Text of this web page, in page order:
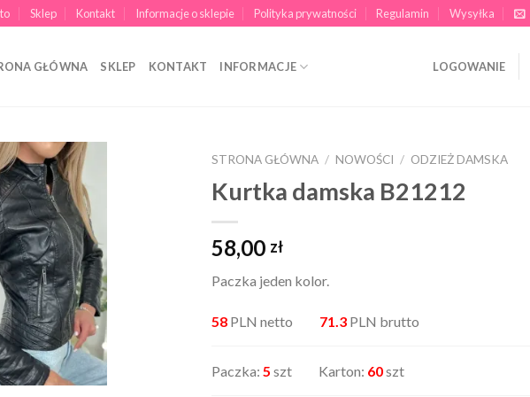
Sklep Kontakt Informacje o sklepie Polityka prywatności Regulamin Wysyłka
GŁÓWNA SKLEP KONTAKT INFORMACJE LOGOWANIE
STRONA GŁÓWNA / NOWOŚCI / ODZIEŻ DAMSKA
Kurtka damska B21212
58,00 zł
Paczka jeden kolor.
58 PLN netto 71.3 PLN brutto
Paczka: 5 szt Karton: 60szt